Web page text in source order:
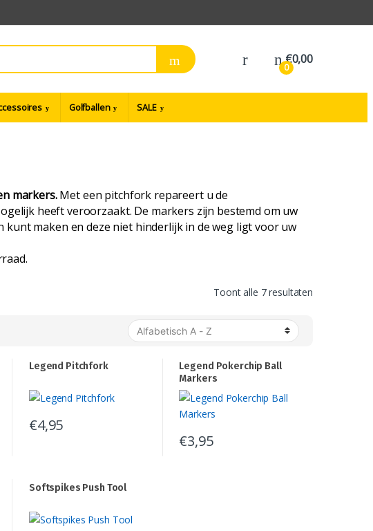
0
€0,00
Golfballen SALE
markers.Met een pitchfork repareert u de
heeft veroorzaakt. De markers zijn bestemd om uw
maken en deze niet hinderlijk in de weg ligt voor uw
Toont alle 7 resultaten
Legend Pitchfork
€4,95
Legend Pokerchip Ball
Markers
€3,95
Softspikes Push Tool